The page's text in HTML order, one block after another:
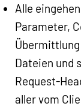
Alle
Parameter,
Dateien und
Request-
aller vom